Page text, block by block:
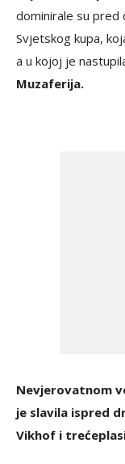
dominirale su pred
Svjetskog kupa,
a u kojoj je
Muzaferija.
Nevjerovatnom
je slavila ispred
Vikhof i